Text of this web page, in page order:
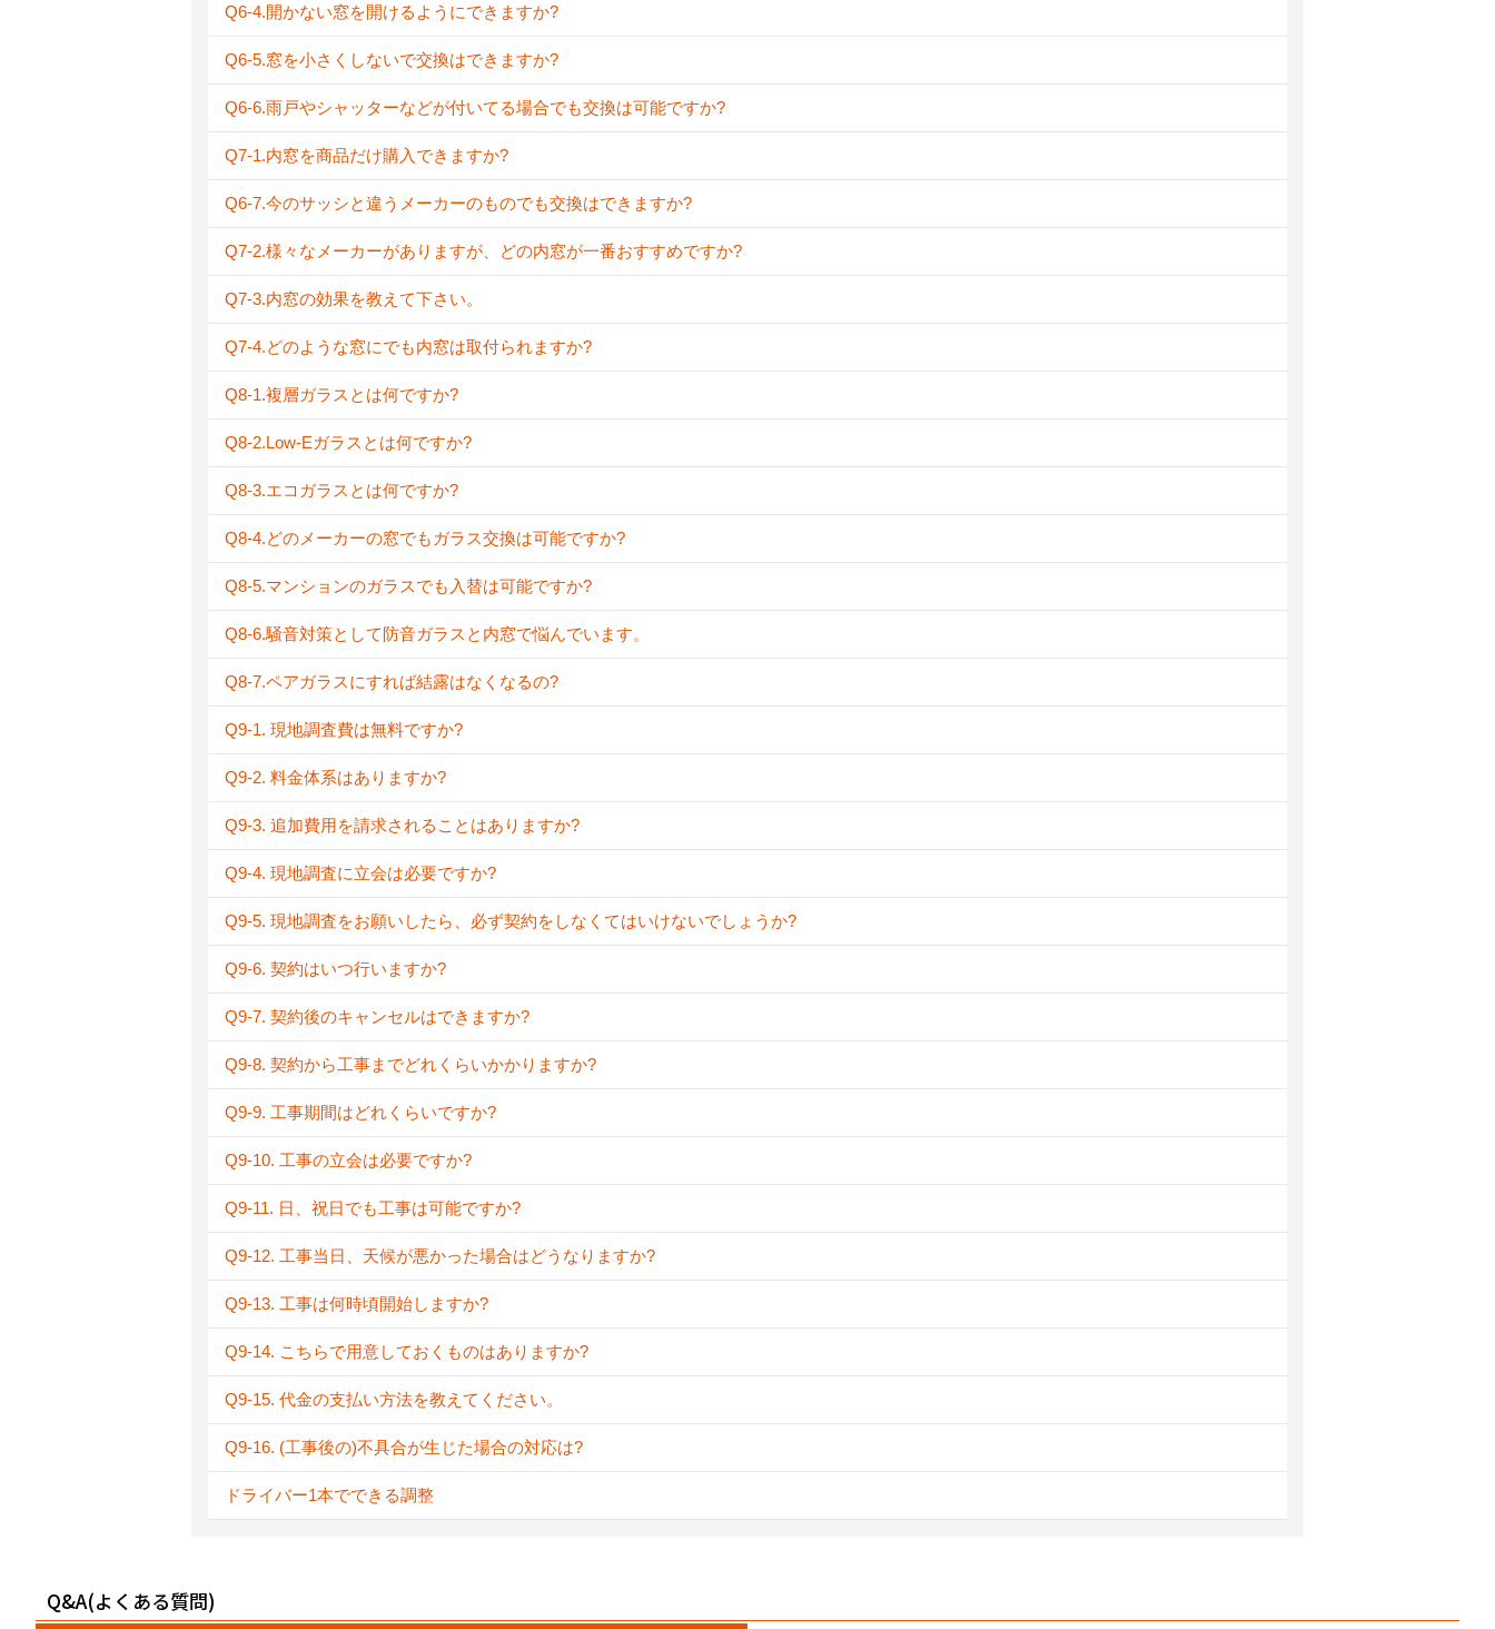
Q6-4.開かない窓を開けるようにできますか?
Q6-5.窓を小さくしないで交換はできますか?
Q6-6.雨戸やシャッターなどが付いてる場合でも交換は可能ですか?
Q7-1.内窓を商品だけ購入できますか?
Q6-7.今のサッシと違うメーカーのものでも交換はできますか?
Q7-2.様々なメーカーがありますが、どの内窓が一番おすすめですか?
Q7-3.内窓の効果を教えて下さい。
Q7-4.どのような窓にでも内窓は取付られますか?
Q8-1.複層ガラスとは何ですか?
Q8-2.Low-Eガラスとは何ですか?
Q8-3.エコガラスとは何ですか?
Q8-4.どのメーカーの窓でもガラス交換は可能ですか?
Q8-5.マンションのガラスでも入替は可能ですか?
Q8-6.騒音対策として防音ガラスと内窓で悩んでいます。
Q8-7.ペアガラスにすれば結露はなくなるの?
Q9-1. 現地調査費は無料ですか?
Q9-2. 料金体系はありますか?
Q9-3. 追加費用を請求されることはありますか?
Q9-4. 現地調査に立会は必要ですか?
Q9-5. 現地調査をお願いしたら、必ず契約をしなくてはいけないでしょうか?
Q9-6. 契約はいつ行いますか?
Q9-7. 契約後のキャンセルはできますか?
Q9-8. 契約から工事までどれくらいかかりますか?
Q9-9. 工事期間はどれくらいですか?
Q9-10. 工事の立会は必要ですか?
Q9-11. 日、祝日でも工事は可能ですか?
Q9-12. 工事当日、天候が悪かった場合はどうなりますか?
Q9-13. 工事は何時頃開始しますか?
Q9-14. こちらで用意しておくものはありますか?
Q9-15. 代金の支払い方法を教えてください。
Q9-16. (工事後の)不具合が生じた場合の対応は?
ドライバー1本でできる調整
Q&A(よくある質問)